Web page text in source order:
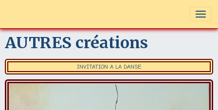
AUTRES créations
INVITATION A LA DANSE